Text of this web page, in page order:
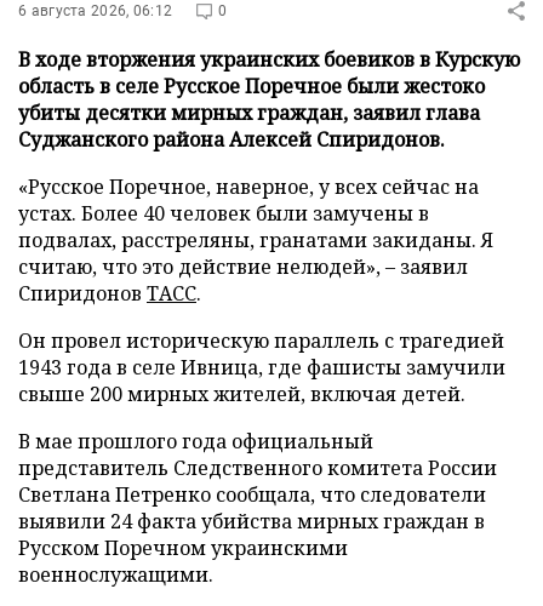
6 августа 2026, 06:12 0
В ходе вторжения украинских боевиков в Курскую
область в селе Русское Поречное были жестоко
убиты десятки мирных граждан, заявил глава
Суджанского района Алексей Спиридонов.
«Русское Поречное, наверное, у всех сейчас на
устах. Более 40 человек были замучены в
подвалах, расстреляны, гранатами закиданы. Я
считаю, что это действие нелюдей», – заявил
Спиридонов ТАСС.
Он провел историческую параллель с трагедией
1943 года в селе Ивница, где фашисты замучили
свыше 200 мирных жителей, включая детей.
В мае прошлого года официальный
представитель Следственного комитета России
Светлана Петренко сообщала, что следователи
выявили 24 факта убийства мирных граждан в
Русском Поречном украинскими
военнослужащими.